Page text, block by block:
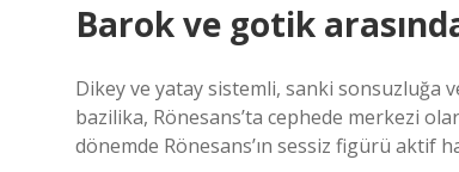
Barok ve gotik
Dikey ve yatay sistemli, sanki sonsuzluğa
bazilika, Rönesans’ta cephede merkezi
dönemde Rönesans’ın sessiz figürü